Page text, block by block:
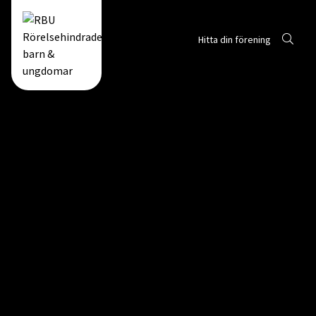
Gå till RBUs startsida
Hitta din förening